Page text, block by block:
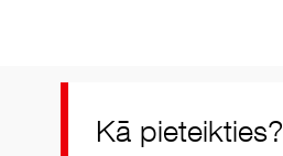
Kā pieteikties?